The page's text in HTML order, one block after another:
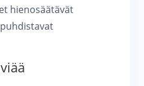
hienosäätävät